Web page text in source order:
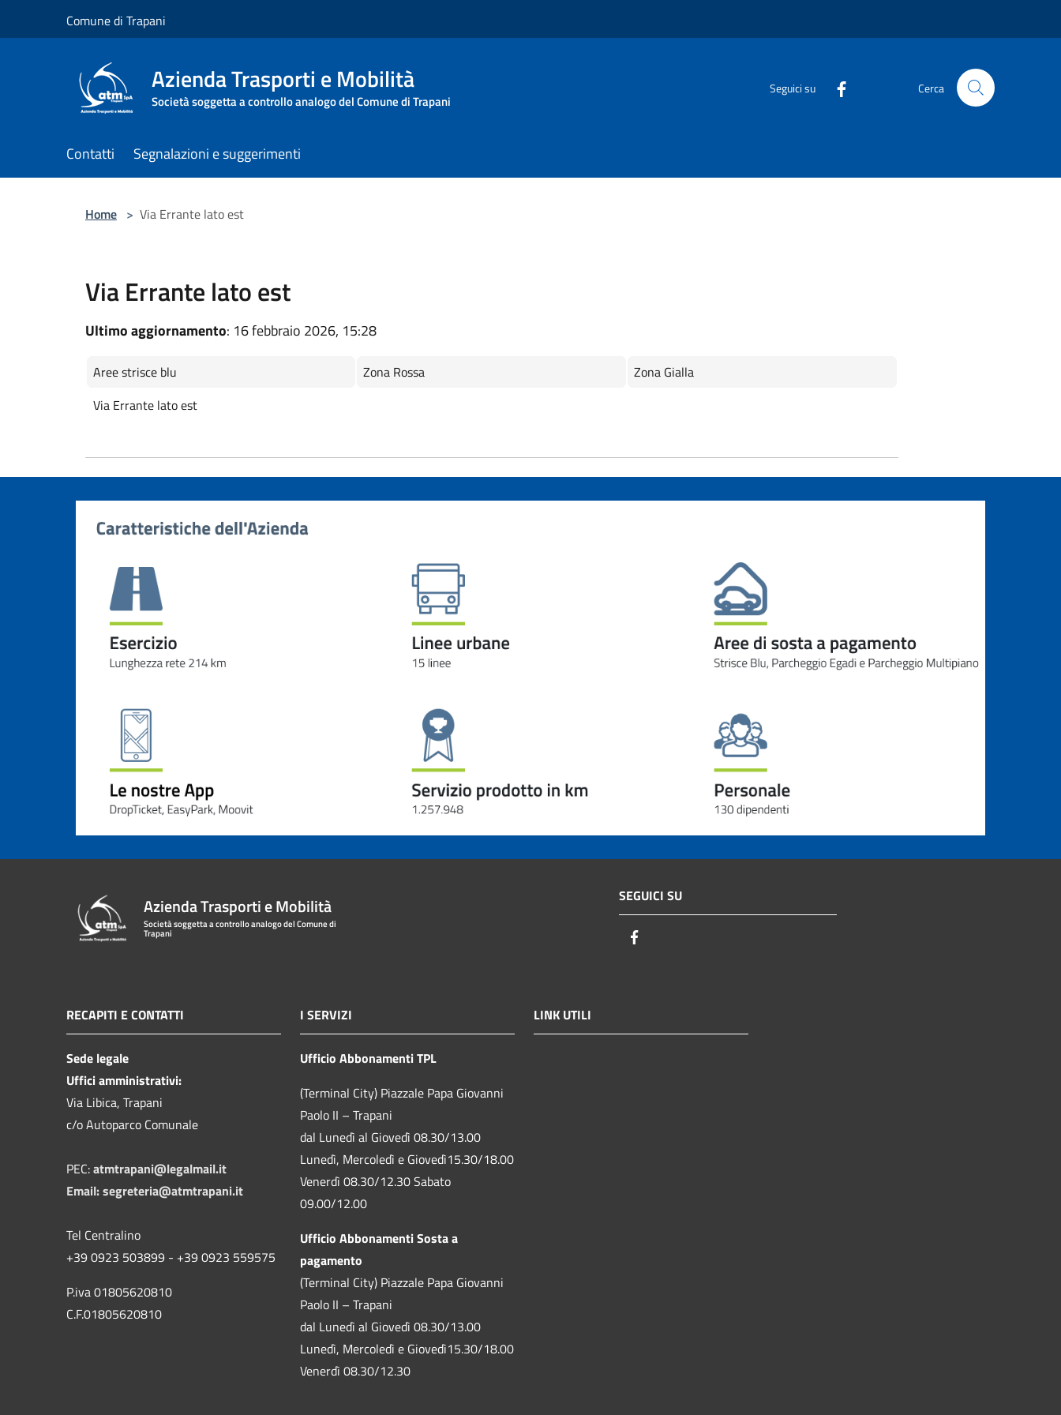
Comune di Trapani
Azienda Trasporti e Mobilità
Società soggetta a controllo analogo del Comune di Trapani
Seguici su Cerca
Contatti Segnalazioni e suggerimenti
Home > Via Errante lato est
Via Errante lato est
Ultimo aggiornamento: 16 febbraio 2026, 15:28
Aree strisce blu Zona Rossa
Zona Gialla
Via Errante lato est
Azienda Trasporti e Mobilità
Società soggetta a controllo analogo del Comune di
Trapani
SEGUICI SU
RECAPITI E CONTATTI
Sede legale
Uffici amministrativi:
Via Libica, Trapani
c/o Autoparco Comunale
PEC:atmtrapani@legalmail.it
Email:segreteria@atmtrapani.it
Tel Centralino
+39 0923 503899 - +39 0923 559575
P.iva 01805620810
C.F.01805620810
I SERVIZI
Ufficio Abbonamenti TPL
(Terminal City) Piazzale Papa Giovanni
Paolo II – Trapani
dal Lunedì al Giovedì 08.30/13.00
Lunedì, Mercoledì e Giovedì15.30/18.00
Venerdì 08.30/12.30 Sabato
09.00/12.00
Ufficio Abbonamenti Sosta a
pagamento
(Terminal City) Piazzale Papa Giovanni
Paolo II – Trapani
dal Lunedì al Giovedì 08.30/13.00
Lunedì, Mercoledì e Giovedì15.30/18.00
Venerdì 08.30/12.30
LINK UTILI